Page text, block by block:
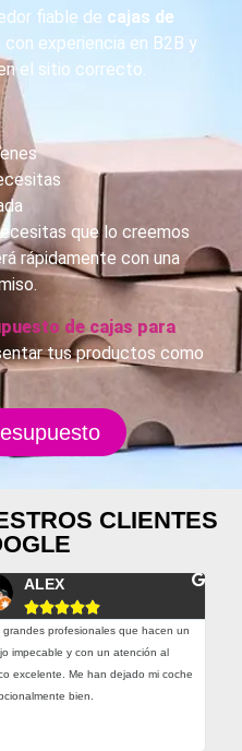
fiable de cajas de
, con experiencia en B2B y
el sitio correcto.
que lo creemos
rápidamente con una
de cajas para
tus productos como
CLIENTES
ALEX

grandes profesionales que hacen un
impecable y con un atención al
excelente. Me han dejado mi coche
bien.